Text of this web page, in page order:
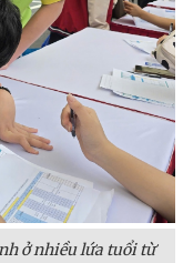
ở nhiều lứa tuổi từ